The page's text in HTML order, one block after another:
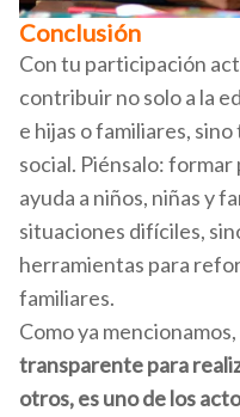
Conclusión
Con tu participación
contribuir no solo a la
e hijas o familiares,
social. Piénsalo:
ayuda a niños, niñas y
situaciones difíciles,
herramientas para
familiares.
Como ya mencionamos,
transparente para
otros, es uno de los